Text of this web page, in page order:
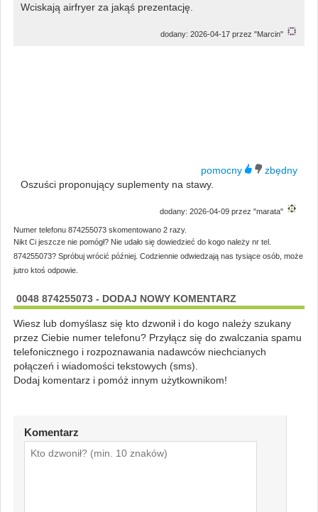
Wciskają airfryer za jakąś prezentację.
dodany: 2026-04-17 przez "Marcin"
Oszuści proponujący suplementy na stawy.
dodany: 2026-04-09 przez "marata"
Numer telefonu 874255073 skomentowano 2 razy.
Nikt Ci jeszcze nie pomógł? Nie udało się dowiedzieć do kogo należy nr tel.
874255073? Spróbuj wrócić później. Codziennie odwiedzają nas tysiące osób, może
jutro ktoś odpowie.
0048 874255073 - DODAJ NOWY KOMENTARZ
Wiesz lub domyślasz się kto dzwonił i do kogo należy szukany
przez Ciebie numer telefonu? Przyłącz się do zwalczania spamu
telefonicznego i rozpoznawania nadawców niechcianych
połączeń i wiadomości tekstowych (sms).
Dodaj komentarz i pomóż innym użytkownikom!
Komentarz